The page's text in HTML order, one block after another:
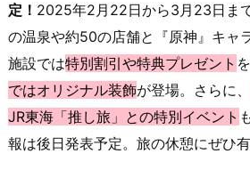
定！ 2025年2月22日から3月23日ま
の温泉や約50の店舗と『原神』キャ
施設では特別割引や特典プレゼント
ではオリジナル装飾が登場。さらに、
JR東海「推し旅」との特別イベント
報は後日発表予定。旅の休憩にぜひ